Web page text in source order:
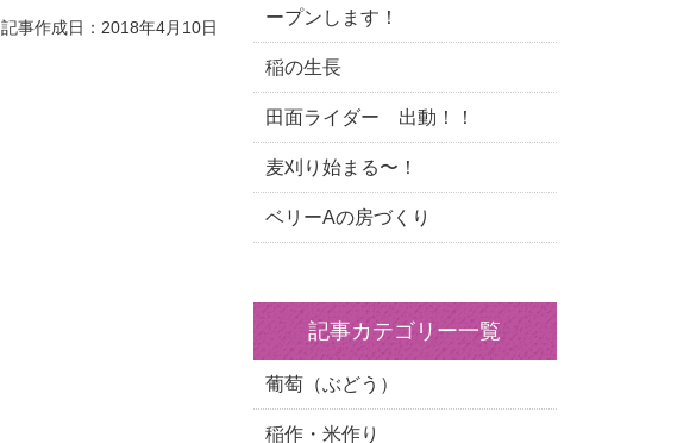
記事作成日：2018年4月10日
ープンします！
稲の生長
田面ライダー 出動！！
麦刈り始まる〜！
ベリーAの房づくり
記事カテゴリー一覧
葡萄（ぶどう）
稲作・米作り